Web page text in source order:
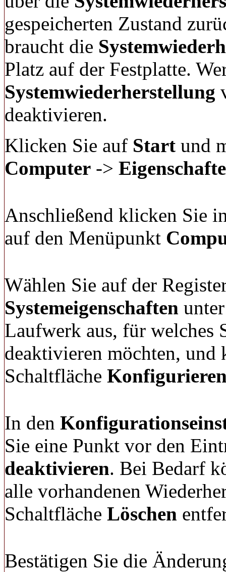
gespeicherten Zustand
braucht die
Platz auf der Festplatte.
Systemwiederherstellung
deaktivieren.
Klicken Sie auf Start und
Computer ->
Anschließend klicken Sie
auf den Menüpunkt
Wählen Sie auf der
Systemeigenschaften
Laufwerk aus, für welches
deaktivieren möchten, und
Schaltfläche
In den
Sie eine Punkt vor den
deaktivieren. Bei Bedarf
alle vorhandenen
Schaltfläche Löschen
Bestätigen Sie die